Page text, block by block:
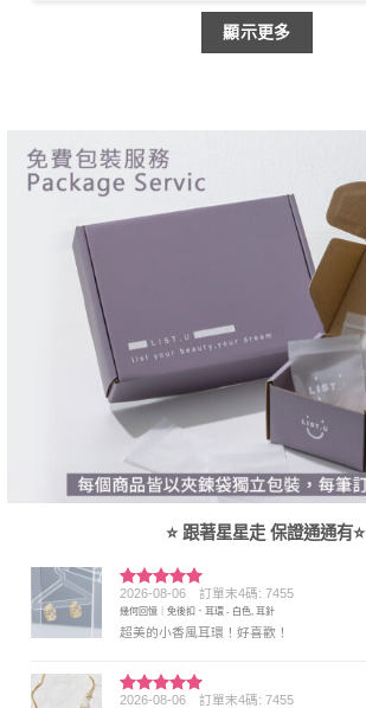
顯示更多
⭐ 跟著星星走 保證通通有⭐
評分5 滿
分 5
2026-08-06 訂單末4碼: 7455
幾何回憶｜免後扣．耳環 - 白色, 耳針
超美的小香風耳環！好喜歡！
2026-08-06 訂單末4碼: 7455